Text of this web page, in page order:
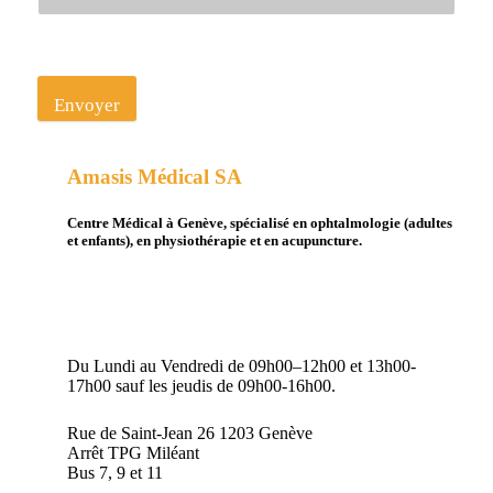
Envoyer
Amasis Médical SA
Centre Médical à Genève, spécialisé en ophtalmologie (adultes
et enfants), en physiothérapie et en acupuncture.
Du Lundi au Vendredi de 09h00–12h00 et 13h00-
17h00 sauf les jeudis de 09h00-16h00.
Rue de Saint-Jean 26 1203 Genève
Arrêt TPG Miléant
Bus 7, 9 et 11